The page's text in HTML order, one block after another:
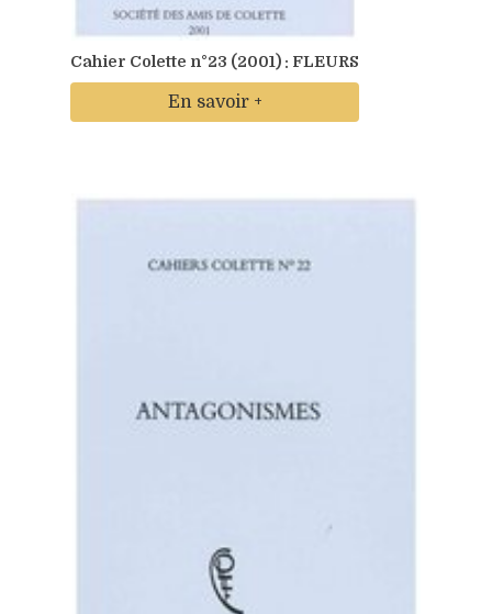
Cahier Colette n°23 (2001) : FLEURS
En savoir +